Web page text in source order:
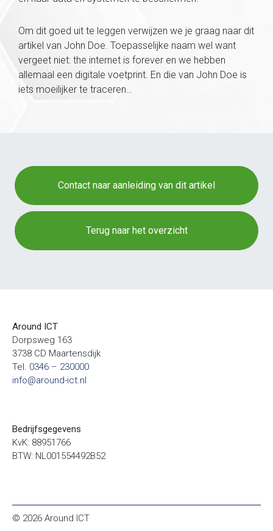
Om dit goed uit te leggen verwijzen we je graag naar dit
artikel van John Doe. Toepasselijke naam wel want
vergeet niet: the internet is forever en we hebben
allemaal een digitale voetprint. En die van John Doe is
iets moeilijker te traceren…
Contact naar aanleiding van dit artikel
Terug naar het overzicht
Around ICT
Dorpsweg 163
3738 CD Maartensdijk
Tel. 0346 – 230000
info@around-ict.nl
Bedrijfsgegevens
KvK: 88951766
BTW: NL001554492B52
© 2026 Around ICT